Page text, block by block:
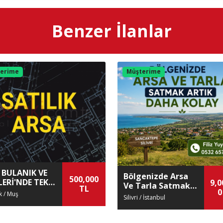
Otobana Yakın
Yakın Yolu Var
Benzer İlanlar
VE
TEK
/ Muş
500,000
TL
Müşterime
Bölgenizde Arsa
Ve Tarla Satmak
Artık Daha Kolay!
Silivri / İstanbul